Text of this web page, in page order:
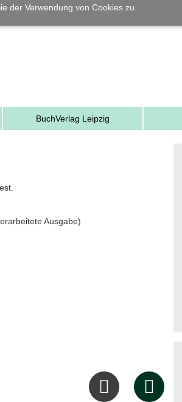
der Verwendung von Cookies zu.
BuchVerlag Leipzig
Ausgabe)
 